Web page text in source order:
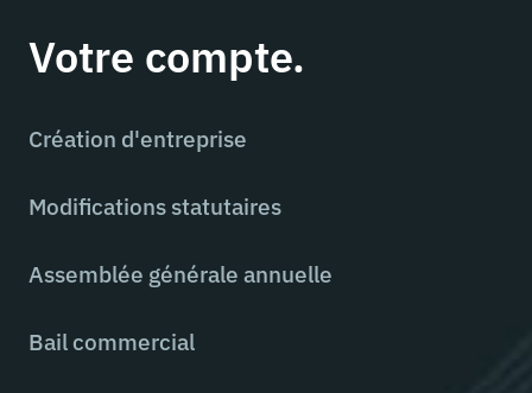
Votre compte.
Création d'entreprise
Modifications statutaires
Assemblée générale annuelle
Bail commercial